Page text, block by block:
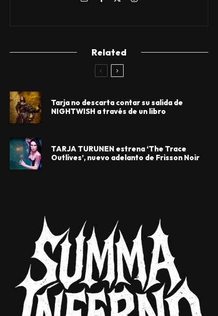
Related
Tarja no descarta contar su salida de
NIGHTWISH a través de un libro
TARJA TURUNEN estrena ‘The Trace
Outlives’, nuevo adelanto de Frisson Noir